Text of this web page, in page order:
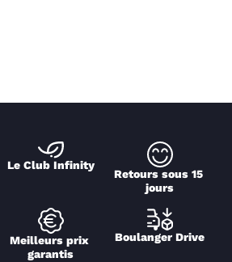
Le Club Infinity
Retours sous 15
jours
Meilleurs prix
garantis
Boulanger Drive